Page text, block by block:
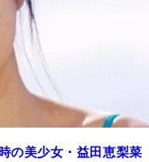
の美少女・益田恵梨菜